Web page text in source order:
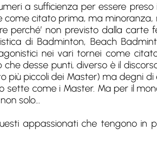
a sufficienza per essere preso
citato prima, ma minoranza,
perché’ non previsto dalla carte
di Badminton, Beach
nei vari tornei come
desse punti, diverso è il
più piccoli dei Master) ma degni di
come i Master. Ma per il
solo…
appassionati che tengono in